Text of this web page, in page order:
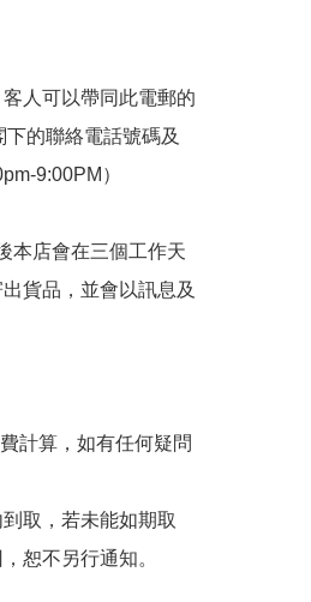
人可以帶同此電郵的
的聯絡電話號碼及
9:00PM）
本店會在三個工作天
貨品，並會以訊息及
計算，如有任何疑問
取，若未能如期取
恕不另行通知。